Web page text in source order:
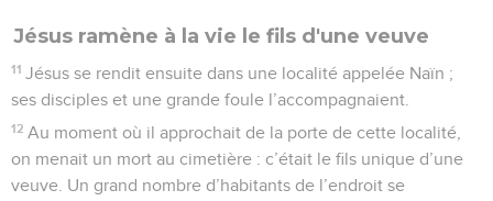
Jésus ramène à la vie le fils d'une veuve
11 Jésus se rendit ensuite dans une localité appelée Naïn ;
ses disciples et une grande foule l’accompagnaient.
12 Au moment où il approchait de la porte de cette localité,
on menait un mort au cimetière : c’était le fils unique d’une
veuve. Un grand nombre d’habitants de l’endroit se